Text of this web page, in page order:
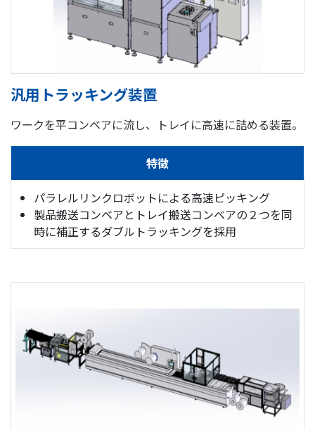
汎用トラッキング装置
ワークを平コンベアに流し、トレイに高速に詰める装置。
特徴
パラレルリンクロボットによる高速ピッキング
製品搬送コンベアとトレイ搬送コンベアの２つを同
時に補正するダブルトラッキングを採用